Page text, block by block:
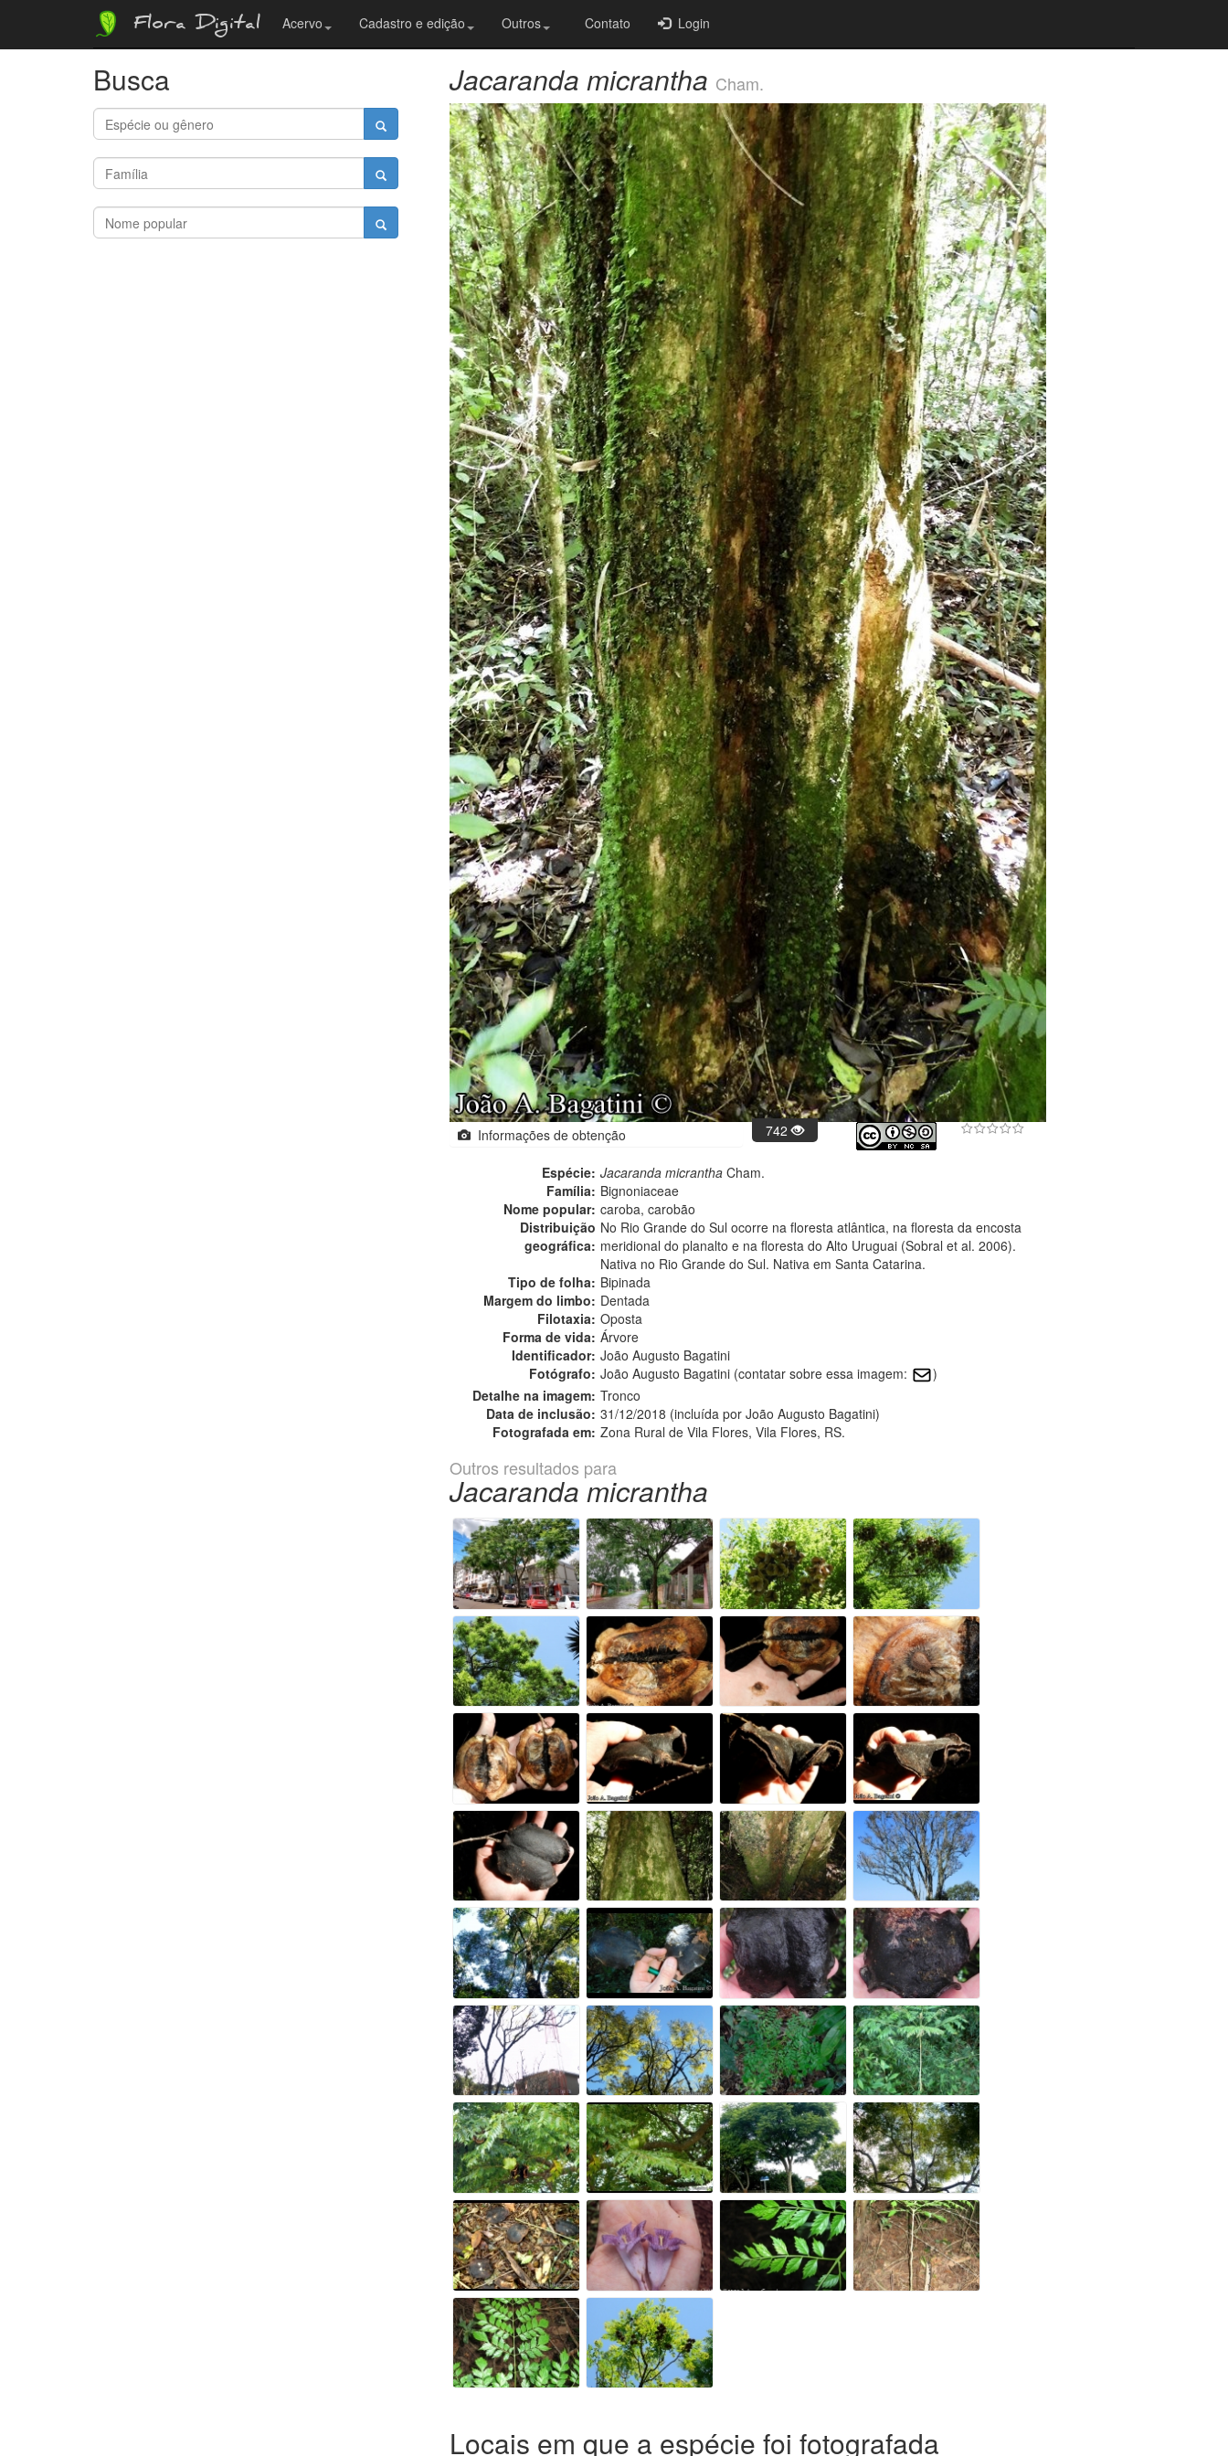
Flora Digital Acervo Cadastro e edição Outros Contato Login
Busca Jacaranda micrantha Cham.
Informações de obtenção 742
Espécie: Jacaranda micrantha Cham.
Família: Bignoniaceae
Nome popular: caroba, carobão
Distribuição
geográfica:
No Rio Grande do Sul ocorre na floresta atlântica, na floresta da encosta
meridional do planalto e na floresta do Alto Uruguai (Sobral et al. 2006).
Nativa no Rio Grande do Sul. Nativa em Santa Catarina.
Tipo de folha: Bipinada
Margem do limbo: Dentada
Filotaxia: Oposta
Forma de vida: Árvore
Identificador: João Augusto Bagatini
Fotógrafo: João Augusto Bagatini (contatar sobre essa imagem:
)
Detalhe na imagem: Tronco
Data de inclusão: 31/12/2018 (incluída por João Augusto Bagatini)
Fotografada em: Zona Rural de Vila Flores, Vila Flores, RS.
Outros resultados para
Jacaranda micrantha
Locais em que a espécie foi fotografada